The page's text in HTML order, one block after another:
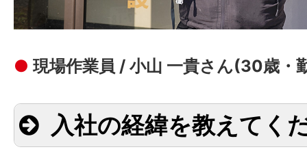
● 現場作業員 / 小山 一貴さん(30歳・
入社の経緯を教えてく